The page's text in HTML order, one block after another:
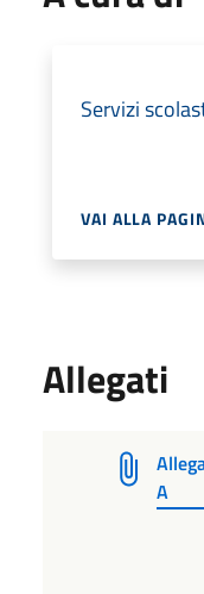
Servizi
VAI ALLA
Allegati
A